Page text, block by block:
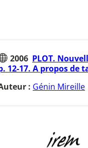
2006 PLOT.
12-17. A propos de
: Génin Mireille